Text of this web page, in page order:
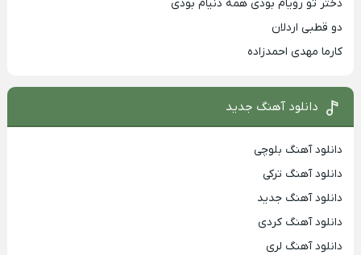
دختر تو رویام بودی همه دنیام بودی
دو قطبی اردلان
کارما مهدی احمدزاده
دانلود آهنگ جدید
دانلود آهنگ بلوچی
دانلود آهنگ ترکی
دانلود آهنگ جدید
دانلود آهنگ کردی
دانلود آهنگ لری